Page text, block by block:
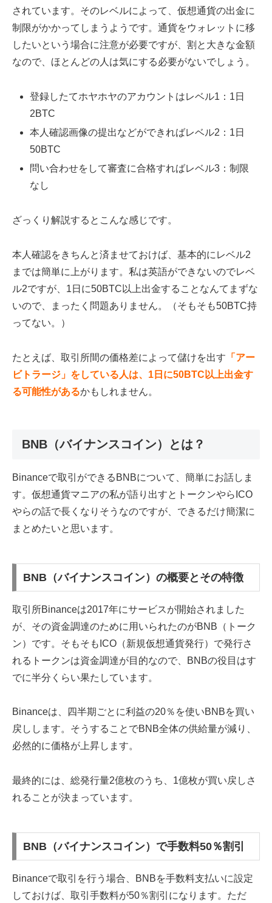
されています。そのレベルによって、仮想通貨の出金に
制限がかかってしまうようです。通貨をウォレットに移
したいという場合に注意が必要ですが、割と大きな金額
なので、ほとんどの人は気にする必要がないでしょう。
登録したてホヤホヤのアカウントはレベル1：1日
2BTC
本人確認画像の提出などができればレベル2：1日
50BTC
問い合わせをして審査に合格すればレベル3：制限
なし
ざっくり解説するとこんな感じです。
本人確認をきちんと済ませておけば、基本的にレベル2
までは簡単に上がります。私は英語ができないのでレベ
ル2ですが、1日に50BTC以上出金することなんてまずな
いので、まったく問題ありません。（そもそも50BTC持
ってない。）
たとえば、取引所間の価格差によって儲けを出す 「アー
ビトラージ」をしている人は、1日に50BTC以上出金す
る可能性があるかもしれません。
BNB（バイナンスコイン）とは？
Binanceで取引ができるBNBについて、簡単にお話しま
す。仮想通貨マニアの私が語り出すとトークンやらICO
やらの話で長くなりそうなのですが、できるだけ簡潔に
まとめたいと思います。
BNB（バイナンスコイン）の概要とその特徴
取引所Binanceは2017年にサービスが開始されました
が、その資金調達のために用いられたのがBNB（トーク
ン）です。そもそもICO（新規仮想通貨発行）で発行さ
れるトークンは資金調達が目的なので、BNBの役目はす
でに半分くらい果たしています。
Binanceは、四半期ごとに利益の20％を使いBNBを買い
戻しします。そうすることでBNB全体の供給量が減り、
必然的に価格が上昇します。
最終的には、総発行量2億枚のうち、1億枚が買い戻しさ
れることが決まっています。
BNB（バイナンスコイン）で手数料50％割引
Binanceで取引を行う場合、BNBを手数料支払いに設定
しておけば、取引手数料が50％割引になります。ただ